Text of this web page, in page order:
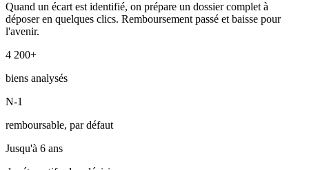
Quand un écart est identifié, on prépare un dossier complet à
déposer en quelques clics. Remboursement passé et baisse pour
l'avenir.
4 200+
biens analysés
N-1
remboursable, par défaut
Jusqu'à 6 ans